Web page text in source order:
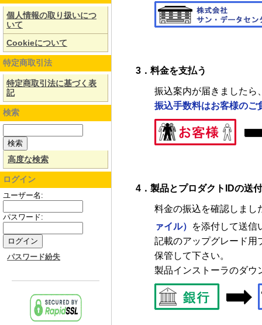
個人情報の取り扱いにつ
いて
Cookieについて
特定商取引法
特定商取引法に基づく表
記
検索
高度な検索
ログイン
ユーザー名:
パスワード:
パスワード紛失
3．料金を支払う
振込案内が届きましたら
振込手数料はお客様のご
4．製品とプロダクトIDの送付
料金の振込を確認しまし
ァイル）
を添付して送信
記載のアップグレード用
保管して下さい。
製品インストーラのダウ